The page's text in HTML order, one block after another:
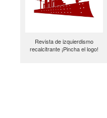
Revista de izquierdismo
recalcitrante ¡Pincha el logo!